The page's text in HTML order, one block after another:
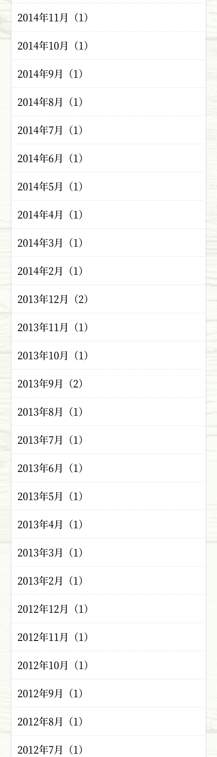
2014年11月（1）
2014年10月（1）
2014年9月（1）
2014年8月（1）
2014年7月（1）
2014年6月（1）
2014年5月（1）
2014年4月（1）
2014年3月（1）
2014年2月（1）
2013年12月（2）
2013年11月（1）
2013年10月（1）
2013年9月（2）
2013年8月（1）
2013年7月（1）
2013年6月（1）
2013年5月（1）
2013年4月（1）
2013年3月（1）
2013年2月（1）
2012年12月（1）
2012年11月（1）
2012年10月（1）
2012年9月（1）
2012年8月（1）
2012年7月（1）